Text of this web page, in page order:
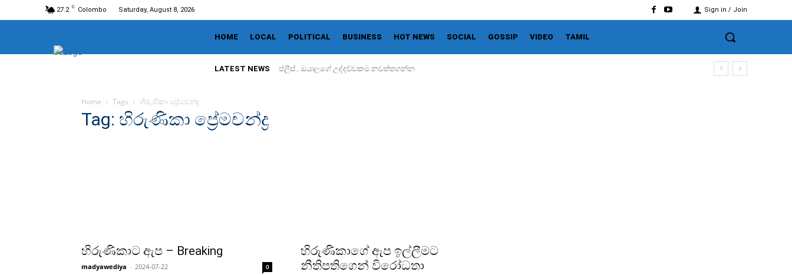
27.2 C Colombo Saturday, August 8, 2026 Sign in / Join
HOME LOCAL POLITICAL BUSINESS HOT NEWS SOCIAL GOSSIP VIDEO TAMIL
LATEST NEWS ප්ලීස්.. ඔයාලගේ උද්දච්චකම නවත්තගන්න
Home Tags හිරුණිකා ප්‍රේමචන්ද්‍ර
Tag: හිරුණිකා ප්‍රේමචන්ද්‍ර
හිරුණිකාට ඇප – Breaking
madyawediya - 2024-07-22 0
හිරුණිකාගේ ඇප ඉල්ලීමට
නීතිපතිගෙන් විරෝධතා